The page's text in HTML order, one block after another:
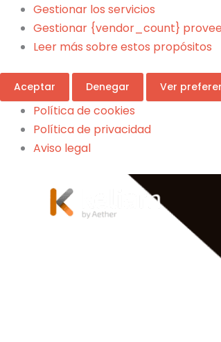
Gestionar los servicios
Gestionar {vendor_count}
Leer más sobre estos propósitos
Aceptar Denegar Ver
Política de cookies
Política de privacidad
Aviso legal
OpenShift para prácticas